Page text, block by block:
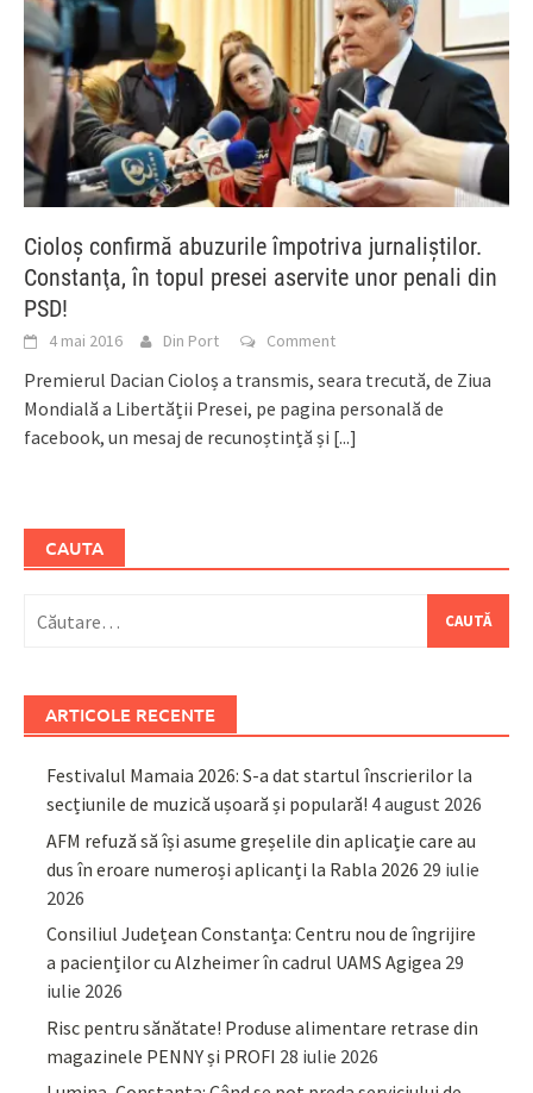
Cioloş confirmă abuzurile împotriva jurnaliştilor.
Constanţa, în topul presei aservite unor penali din
PSD!
4 mai 2016 Din Port Comment
Premierul Dacian Cioloș a transmis, seara trecută, de Ziua
Mondială a Libertății Presei, pe pagina personală de
facebook, un mesaj de recunoștință și [...]
CAUTA
după:
ARTICOLE RECENTE
Festivalul Mamaia 2026: S-a dat startul înscrierilor la
secțiunile de muzică ușoară și populară! 4 august 2026
AFM refuză să își asume greșelile din aplicație care au
dus în eroare numeroși aplicanți la Rabla 2026 29 iulie
2026
Consiliul Județean Constanța: Centru nou de îngrijire
a pacienților cu Alzheimer în cadrul UAMS Agigea 29
iulie 2026
Risc pentru sănătate! Produse alimentare retrase din
magazinele PENNY și PROFI 28 iulie 2026